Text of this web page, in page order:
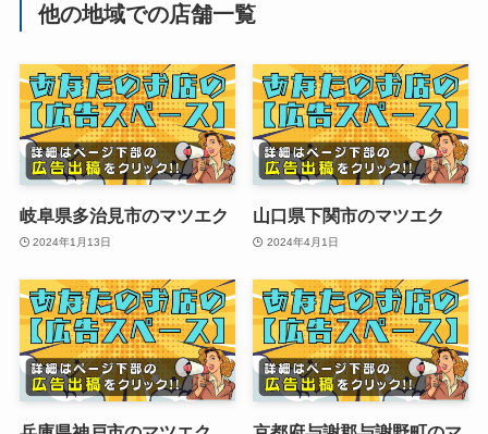
他の地域での店舗一覧
岐阜県多治見市のマツエク
2024年1月13日
山口県下関市のマツエク
2024年4月1日